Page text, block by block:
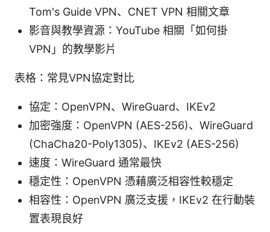
Tom's Guide VPN、CNET VPN 相關文章
影音與教學資源：YouTube 相關「如何掛
VPN」的教學影片
表格：常見VPN協定對比
協定：OpenVPN、WireGuard、IKEv2
加密強度：OpenVPN (AES-256)、WireGuard
(ChaCha20-Poly1305)、IKEv2 (AES-256)
速度：WireGuard 通常最快
穩定性：OpenVPN 憑藉廣泛相容性較穩定
相容性：OpenVPN 廣泛支援，IKEv2 在行動裝
置表現良好